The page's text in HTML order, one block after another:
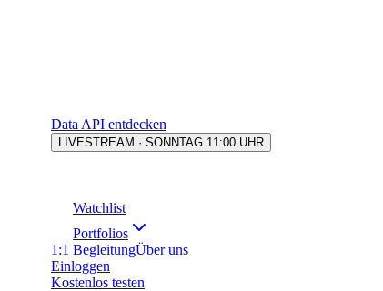
Data API entdecken
LIVESTREAM · SONNTAG 11:00 UHR
Watchlist
Portfolios
1:1 BegleitungÜber uns
Einloggen
Kostenlos testen